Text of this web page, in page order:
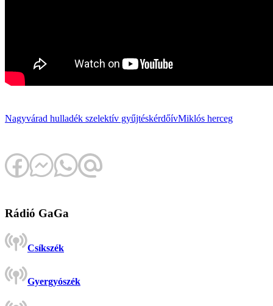
Nagyvárad hulladék szelektív gyűjtéskérdőívMiklós herceg
Rádió GaGa
Csíkszék
Gyergyószék